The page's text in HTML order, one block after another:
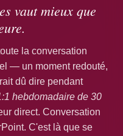
vaut mieux que
la conversation
— un moment redouté,
dû dire pendant
hebdomadaire de 30
direct. Conversation
C'est là que se